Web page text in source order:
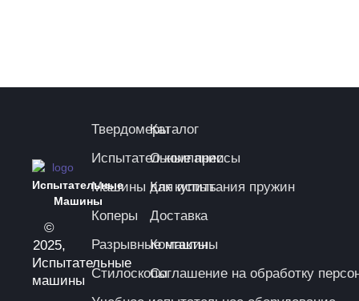
Испытательные
Машины
©
2025,
Испытательные
машины
Твердомеры
Испытательные прессы
Машины для испытания пружин
Коперы
Разрывные машины
Стилоскопы
Каталог
О компании
Как купить
Доставка
Контакты
Соглашение на обработку